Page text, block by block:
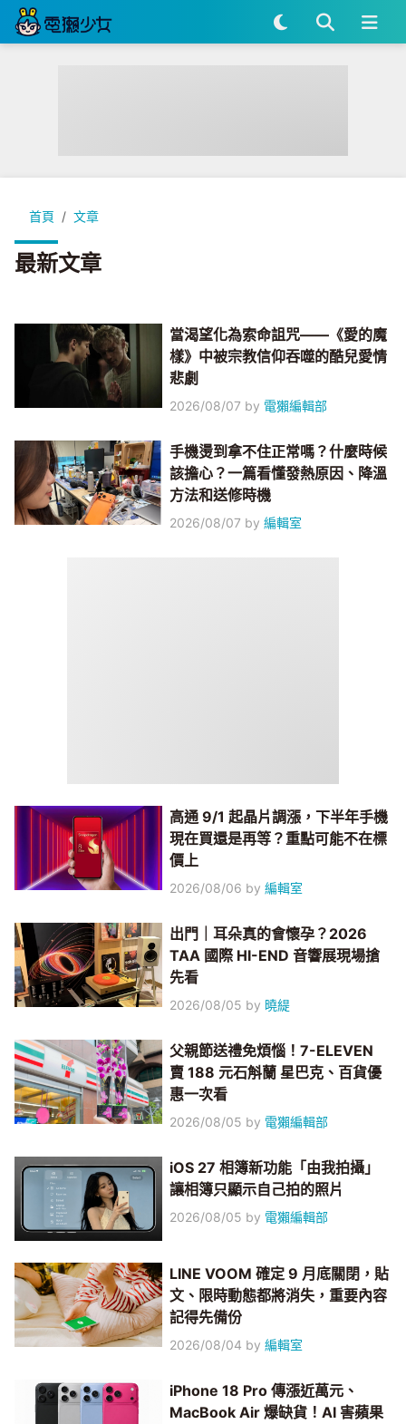
首頁 文章
最新文章
當渴望化為索命詛咒——《愛的魔
樣》中被宗教信仰吞噬的酷兒愛情
悲劇
2026/08/07 by 電獺編輯部
手機燙到拿不住正常嗎？什麼時候
該擔心？一篇看懂發熱原因、降溫
方法和送修時機
2026/08/07 by編輯室
高通 9/1 起晶片調漲，下半年手機
現在買還是再等？重點可能不在標
價上
2026/08/06 by編輯室
出門｜耳朵真的會懷孕？2026
TAA 國際 HI-END 音響展現場搶
先看
2026/08/05 by 曉緹
父親節送禮免煩惱！7-ELEVEN
賣 188 元石斛蘭 星巴克、百貨優
惠一次看
2026/08/05 by 電獺編輯部
iOS 27 相簿新功能「由我拍攝」
讓相簿只顯示自己拍的照片
2026/08/05 by 電獺編輯部
LINE VOOM 確定 9 月底關閉，貼
文、限時動態都將消失，重要內容
記得先備份
2026/08/04 by編輯室
iPhone 18 Pro 傳漲近萬元、
MacBook Air 爆缺貨！AI 害蘋果